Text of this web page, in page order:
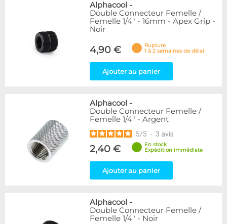
Alphacool -
Double Connecteur Femelle /
Femelle 1/4" - 16mm - Apex Grip -
Noir
4,90 €
Rupture
1 à 2 semaines de délai
Ajouter au panier
Alphacool -
Double Connecteur Femelle /
Femelle 1/4" - Argent
5/5 - 3 avis
2,40 €
En stock
Expédition immédiate
Ajouter au panier
Alphacool -
Double Connecteur Femelle /
Femelle 1/4" - Noir